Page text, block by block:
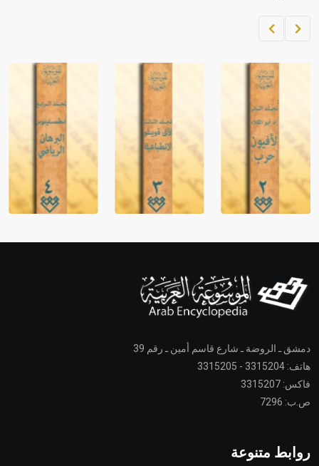
دمشق ـ الروضة ـ شارع قاسم أمين ـ رقم 39
هاتف: 3315204 - 3315205
فاكس: 3315207
ص.ب: 7296
روابط متنوعة